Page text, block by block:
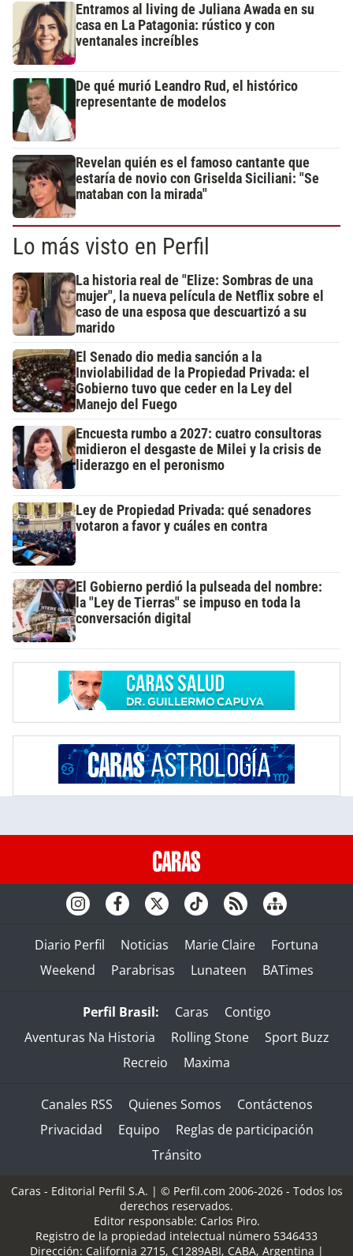
Entramos al living de Juliana Awada en su
casa en La Patagonia: rústico y con
ventanales increíbles
De qué murió Leandro Rud, el histórico
representante de modelos
Revelan quién es el famoso cantante que
estaría de novio con Griselda Siciliani: "Se
mataban con la mirada"
Lo más visto en Perfil
La historia real de "Elize: Sombras de una
mujer", la nueva película de Netflix sobre el
caso de una esposa que descuartizó a su
marido
El Senado dio media sanción a la
Inviolabilidad de la Propiedad Privada: el
Gobierno tuvo que ceder en la Ley del
Manejo del Fuego
Encuesta rumbo a 2027: cuatro consultoras
midieron el desgaste de Milei y la crisis de
liderazgo en el peronismo
Ley de Propiedad Privada: qué senadores
votaron a favor y cuáles en contra
El Gobierno perdió la pulseada del nombre:
la "Ley de Tierras" se impuso en toda la
conversación digital
Diario Perfil Noticias Marie Claire
Fortuna
Weekend
Parabrisas Lunateen BATimes
Perfil Brasil: Caras
Contigo
Aventuras Na Historia
Rolling Stone
Sport Buzz
Recreio
Maxima
Canales RSS Quienes Somos
Contáctenos
Privacidad
Equipo
Reglas de participación
Tránsito
Caras - Editorial Perfil S.A. | © Perfil.com 2006-2026 - Todos los
derechos reservados.
Editor responsable: Carlos Piro.
Registro de la propiedad intelectual número 5346433
Dirección: California 2715, C1289ABI, CABA, Argentina |